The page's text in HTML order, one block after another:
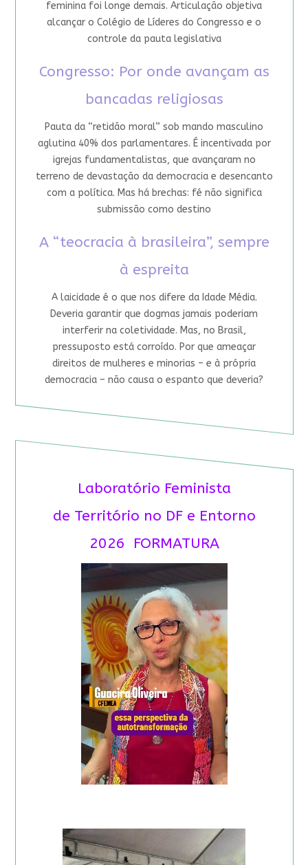
feminina foi longe demais. Articulação objetiva
alcançar o Colégio de Líderes do Congresso e o
controle da pauta legislativa
Congresso: Por onde avançam as
bancadas religiosas
Pauta da “retidão moral” sob mando masculino
aglutina 40% dos parlamentares. É incentivada por
igrejas fundamentalistas, que avançaram no
terreno de devastação da democracia e desencanto
com a política. Mas há brechas: fé não significa
submissão como destino
A “teocracia à brasileira”, sempre
à espreita
A laicidade é o que nos difere da Idade Média.
Deveria garantir que dogmas jamais poderiam
interferir na coletividade. Mas, no Brasil,
pressuposto está corroído. Por que ameaçar
direitos de mulheres e minorias – e à própria
democracia – não causa o espanto que deveria?
Laboratório Feminista
de Território no DF e Entorno
2026 FORMATURA